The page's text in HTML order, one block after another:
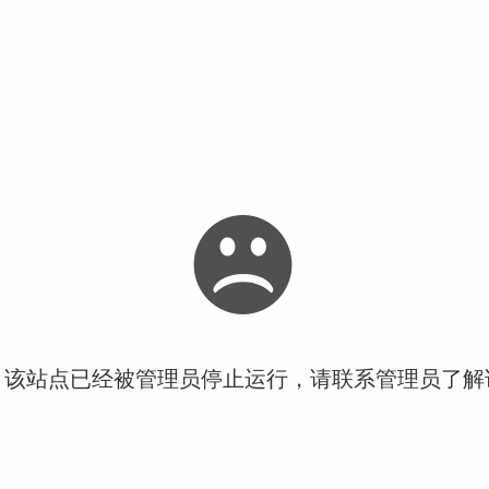
站点已经被管理员停止运行，请联系管理员了